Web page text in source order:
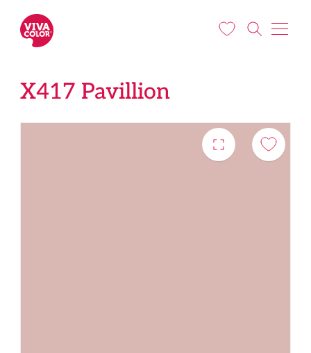
X417 Pavillion